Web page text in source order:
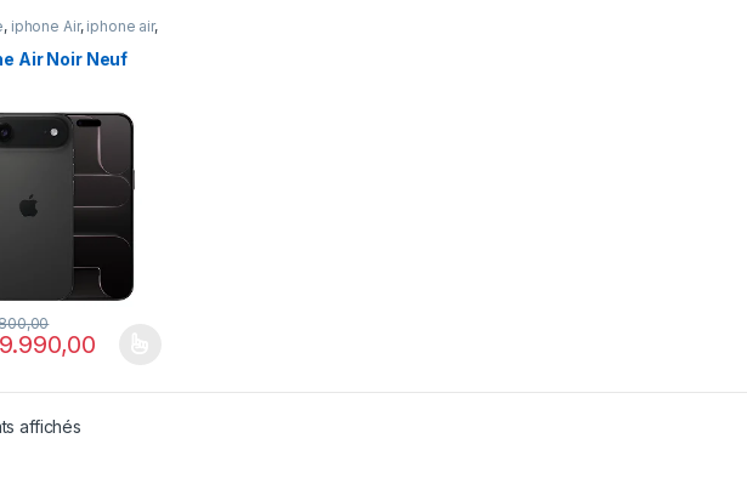
, iphone Air, iphone air,
Air Noir Neuf
9.990,00
a plusieurs variations. Les options peuvent être choisies sur la page du produit
affichés